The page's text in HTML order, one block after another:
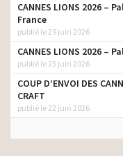
SFR – Dual Carrier
CANNES LIONS 2026 –
France
publié le 29 juin 2026
CANNES LIONS 2026 –
publié le 23 juin 2026
COUP D’ENVOI DES
CRAFT
publié le 22 juin 2026